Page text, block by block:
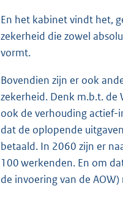
En het kabinet vindt het,
zekerheid die zowel
vormt.
Bovendien zijn er ook
zekerheid. Denk m.b.t. de
ook de verhouding actief-
dat de oplopende
betaald. In 2060 zijn er
100 werkenden. En om
de invoering van de